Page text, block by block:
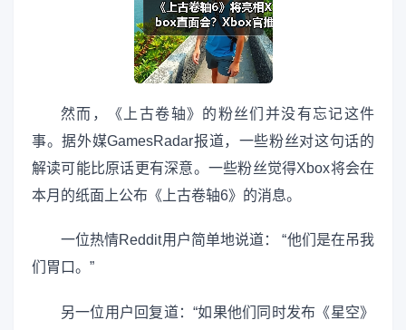
然而，《上古卷轴》的粉丝们并没有忘记这件
事。据外媒GamesRadar报道，一些粉丝对这句话的
解读可能比原话更有深意。一些粉丝觉得Xbox将会在
本月的纸面上公布《上古卷轴6》的消息。
一位热情Reddit用户简单地说道： “他们是在吊我
们胃口。”
另一位用户回复道：“如果他们同时发布《星空》